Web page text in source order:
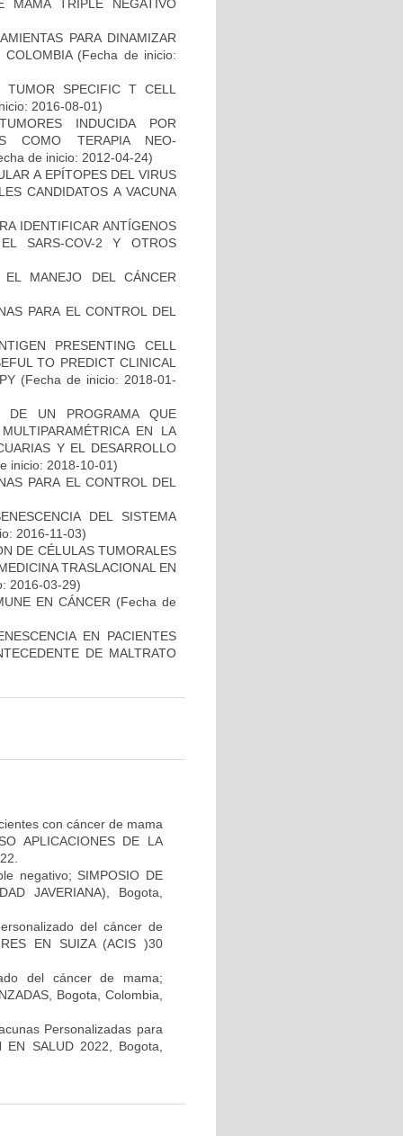
MAMA TRIPLE NEGATIVO
PARA DINAMIZAR
COLOMBIA(Fecha de inicio:
TUMOR SPECIFIC T CELL
2016-08-01)
INDUCIDA POR
COMO TERAPIA NEO-
de inicio: 2012-04-24)
A EPÍTOPES DEL VIRUS
CANDIDATOS A VACUNA
IDENTIFICAR ANTÍGENOS
SARS-COV-2 Y OTROS
EL MANEJO DEL CÁNCER
PARA EL CONTROL DEL
PRESENTING CELL
TO PREDICT CLINICAL
(Fecha de inicio: 2018-01-
DE UN PROGRAMA QUE
EN LA
Y EL DESARROLLO
inicio: 2018-10-01)
PARA EL CONTROL DEL
DEL SISTEMA
2016-11-03)
DE CÉLULAS TUMORALES
TRASLACIONAL EN
2016-03-29)
EN CÁNCER (Fecha de
EN PACIENTES
DE MALTRATO
con cáncer de mama
APLICACIONES DE LA
negativo; SIMPOSIO DE
JAVERIANA), Bogota,
del cáncer de
EN SUIZA (ACIS )30
del cáncer de mama;
Bogota, Colombia,
Personalizadas para
SALUD 2022, Bogota,